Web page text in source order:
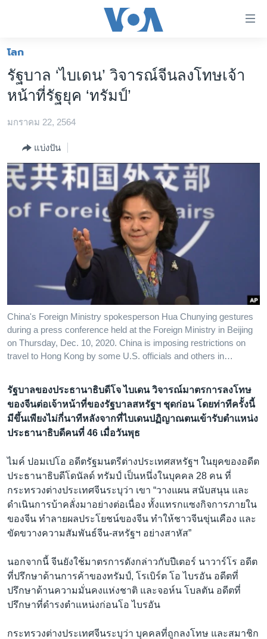
ต่อ
ข้าม
ไป
เนื้อหา
ข้าม
หลัก
ข้าม
โลก
เอเชีย
สหรัฐฯ
ไทย
ธุรกิจ
วิทยาศาสตร์
สังคมและสุขภาพ
เรียนรู้ภาษาอังกฤษ
ติดตามเรา
เลือกภาษา
โลก
รัฐบาล ‘ไบเดน’ วิจารณ์จีนลงโทษเจ้า
หน้าที่รัฐยุค ‘ทรัมป์’
มกราคม 22, 2564
แบ่งปัน
China's Foreign Ministry spokesperson Hua Chunying gestures
during a press conference held at the Foreign Ministry in Beijing
on Thursday, Dec. 10, 2020. China is imposing restrictions on
travel to Hong Kong by some U.S. officials and others in…
รัฐบาลของประธานาธิบดีโจ ไบเดน วิจารณ์มาตรการลงโทษ
ของจีนต่อเจ้าหน้าที่ของรัฐบาลสหรัฐฯ ชุดก่อน โดยท่าทีครั้งนี้
มีขึ้นเพียงไม่กี่นาทีหลังจากที่ไบเดนปฏิญาณตนเข้ารับตำแหน่ง
ประธานาธิบดีคนที่ 46 เมื่อวันพุธ
ไมค์ ปอมเปโอ อดีตรัฐมนตรีต่างประเทศสหรัฐฯ ในยุคของอดีต
ประธานาธิบดีโดนัลด์ ทรัมป์ เป็นหนึ่งในบุคคล 28 คน ที่
กระทรวงต่างประเทศจีนระบุว่า เขา “วางแผน สนับสนุน และ
ดำเนินการบ้าคลั่งมาอย่างต่อเนื่อง ทั้งแทรกแซงกิจการภายใน
ของจีน ทำลายผลประโยชน์ของจีน ทำให้ชาวจีนขุ่นเคือง และ
ขัดขวางความสัมพันธ์จีน-สหรัฐฯ อย่างสาหัส”
นอกจากนี้ จีนยังใช้มาตรการดังกล่าวกับปีเตอร์ นาวาร์โร อดีต
ที่ปรึกษาด้านการค้าของทรัมป์, โรเบิร์ต โอ ไบรอัน อดีตที่
ปรึกษาด้านความมั่นคงแห่งชาติ และจอห์น โบลตัน อดีตที่
ปรึกษาที่ดำรงตำแหน่งก่อนโอ ไบรอัน
กระทรวงต่างประเทศจีนระบุว่า บุคคลที่ถูกลงโทษ และสมาชิก